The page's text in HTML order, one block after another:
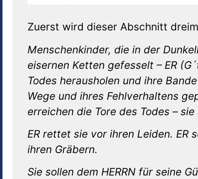
Zuerst wird dieser Abschnitt
Menschenkinder, die in der
eisernen Ketten gefesselt – ER
Todes herausholen und ihre
Wege und ihres Fehlverhaltens
erreichen die Tore des Todes –
ER rettet sie vor ihren Leiden. ER
ihren Gräbern.
Sie sollen dem HERRN für seine